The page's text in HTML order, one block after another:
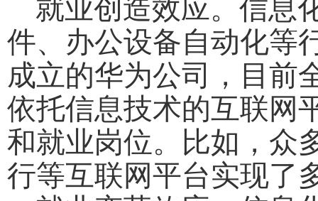
就业创造效应。信息
件、办公设备自动化等
成立的华为公司，目前
依托信息技术的互联网
和就业岗位。比如，众
行等互联网平台实现了